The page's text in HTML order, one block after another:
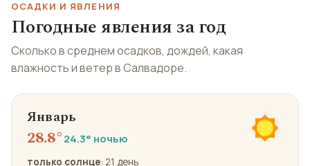
ОСАДКИ И ЯВЛЕНИЯ
Погодные явления за год
Сколько в среднем осадков, дождей, какая
влажность и ветер в Салвадоре.
Январь
28.8°24.3° ночью
только солнце: 21 день